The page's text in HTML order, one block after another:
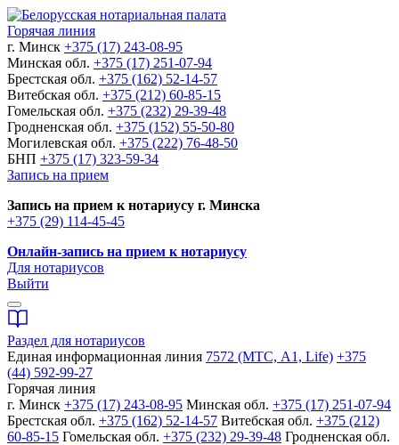
Горячая линия
г. Минск +375 (17) 243-08-95
Минская обл. +375 (17) 251-07-94
Брестская обл. +375 (162) 52-14-57
Витебская обл. +375 (212) 60-85-15
Гомельская обл. +375 (232) 29-39-48
Гродненская обл. +375 (152) 55-50-80
Могилевская обл. +375 (222) 76-48-50
БНП +375 (17) 323-59-34
Запись на прием
Запись на прием к нотариусу г. Минска
+375 (29) 114-45-45
Онлайн-запись на прием к нотариусу
Для нотариусов
Выйти
Раздел для нотариусов
Единая информационная линия 7572 (МТС, A1, Life) +375
(44) 592-99-27
Горячая линия
г. Минск +375 (17) 243-08-95 Минская обл. +375 (17) 251-07-94
Брестская обл. +375 (162) 52-14-57 Витебская обл. +375 (212)
60-85-15 Гомельская обл. +375 (232) 29-39-48 Гродненская обл.